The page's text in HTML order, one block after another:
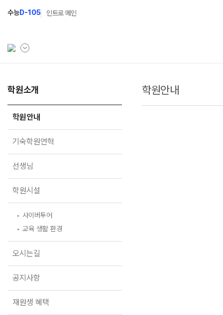
수능D-105 인트로 메인
학원소개
학원안내
기숙학원연혁
학원시설
사이버투어
교육 생활 환경
오시는길
공지사항
재원생 혜택
메가패스 특별지원
실시간 질문답변 앱 QUBE
고객센터
입학안내
학원소개
학원안내
기숙학원연혁
선생님
학원시설
사이버투어
교육 생활 환경
오시는길
공지사항
재원생 혜택
학원안내